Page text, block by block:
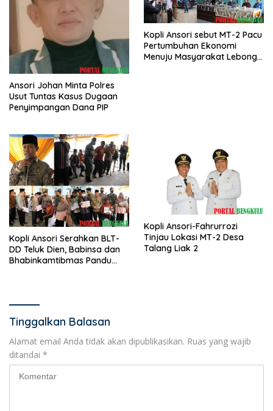
Ansori Johan Minta Polres
Usut Tuntas Kasus Dugaan
Penyimpangan Dana PIP
Kopli Ansori sebut MT-2 Pacu
Pertumbuhan Ekonomi
Menuju Masyarakat Lebong
Kopli Ansori Serahkan BLT-
DD Teluk Dien, Babinsa dan
Bhabinkamtibmas Pandu
Kopli Ansori-Fahrurrozi
Tinjau Lokasi MT-2 Desa
Talang Liak 2
Tinggalkan Balasan
Alamat email Anda tidak akan dipublikasikan. Ruas yang wajib
ditandai *